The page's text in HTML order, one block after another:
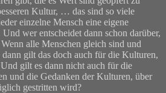
Kultur, … das sind so viele
einzelne Mensch eine eigene
wer entscheidet dann schon darüber,
alle Menschen gleich sind und
gilt das doch auch für die Kulturen,
gilt es dann nicht auch für die
und die Gedanken der Kulturen, über
gestritten wird?